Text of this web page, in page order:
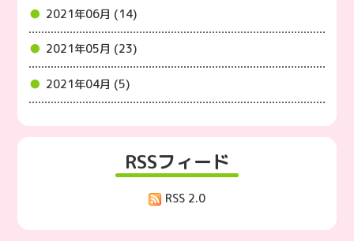
2021年06月 (14)
2021年05月 (23)
2021年04月 (5)
RSSフィード
RSS 2.0